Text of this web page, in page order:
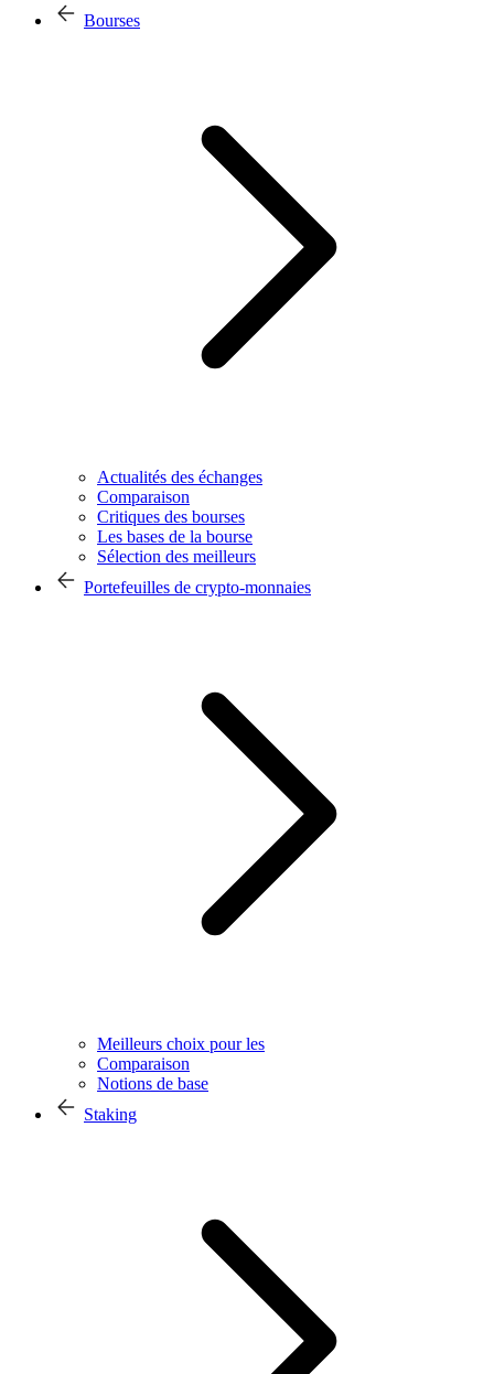
Bourses
Actualités des échanges
Comparaison
Critiques des bourses
Les bases de la bourse
Sélection des meilleurs
Portefeuilles de crypto-monnaies
Meilleurs choix pour les
Comparaison
Notions de base
Staking